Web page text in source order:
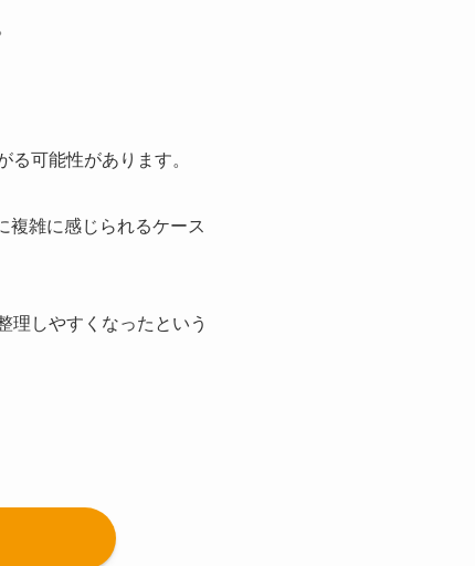
可能性があります。
複雑に感じられるケース
理しやすくなったという